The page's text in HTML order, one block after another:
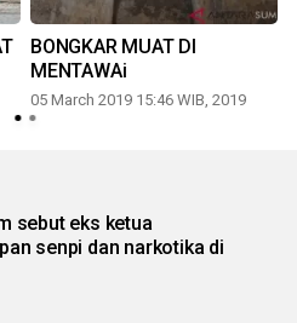
BONGKAR MUAT DI
MENTAWAi
05 March 2019 15:46 WIB, 2019
sebut eks ketua
senpi dan narkotika di